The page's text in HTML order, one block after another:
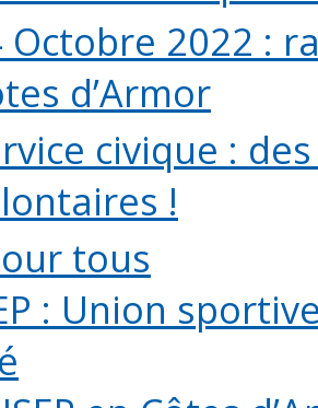
Octobre 2022 :
d’Armor
civique :
!
tous
: Union